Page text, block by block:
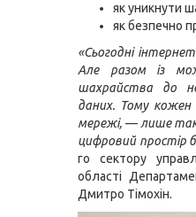
як уникнути
як безпечно
«Сьогодні
Але разом із
шахрайства до
даних. Тому
мережі, — лише
цифровий простір
го сектору
області
Дмитро Тімохін.